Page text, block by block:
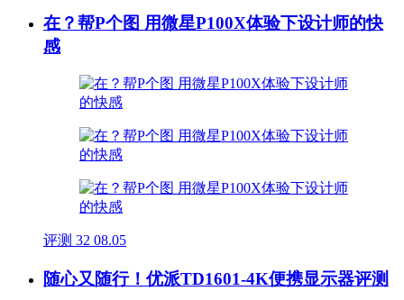
在？帮P个图 用微星P100X体验下设计师的快
感
评测 32 08.05
随心又随行！优派TD1601-4K便携显示器评测